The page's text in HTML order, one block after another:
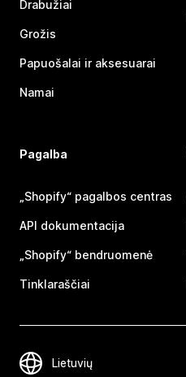
Drabužiai
Grožis
Papuošalai ir aksesuarai
Namai
Pagalba
„Shopify“ pagalbos centras
API dokumentacija
„Shopify“ bendruomenė
Tinklaraščiai